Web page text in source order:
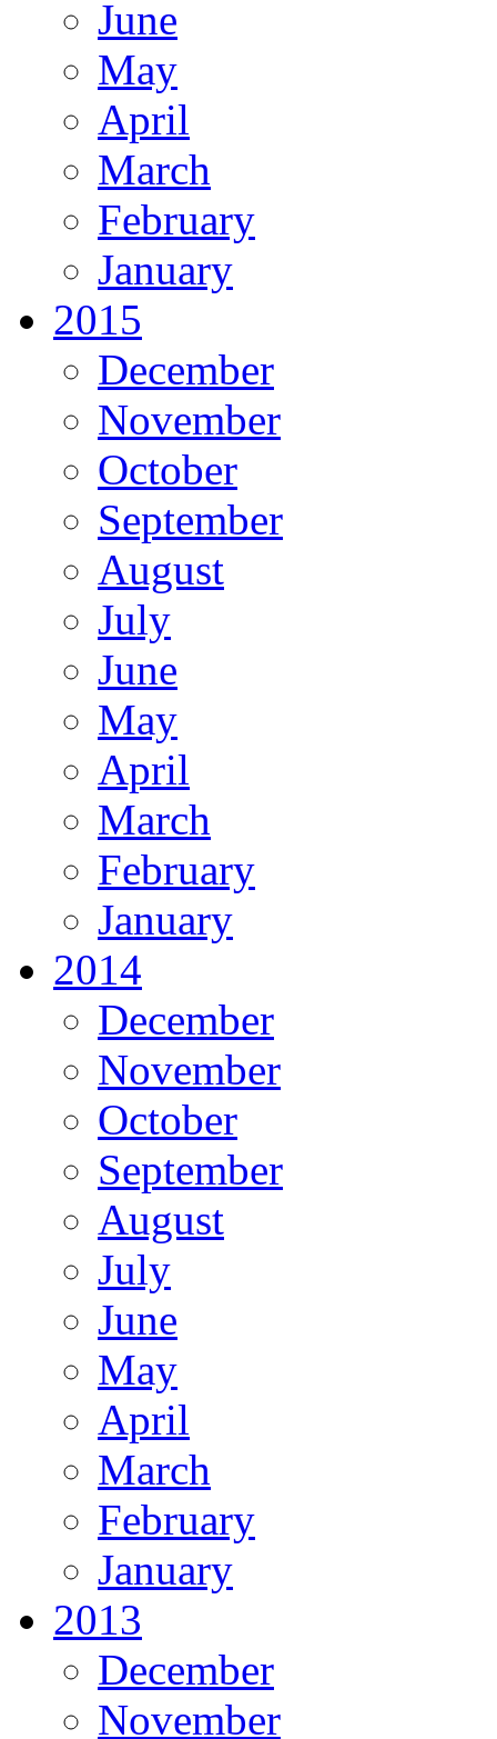
June
May
April
March
February
January
2015
December
November
October
September
August
July
June
May
April
March
February
January
2014
December
November
October
September
August
July
June
May
April
March
February
January
2013
December
November